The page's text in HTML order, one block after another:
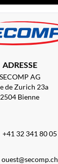
ADRESSE
SECOMP AG
de Zurich 23a
2504 Bienne
+41 32 341 80 05
ouest@secomp.ch